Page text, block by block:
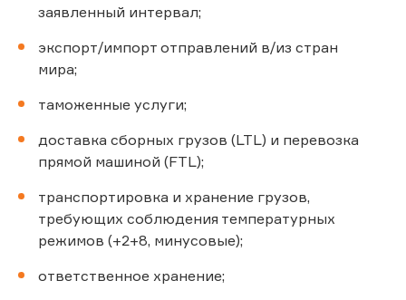
заявленный интервал;
экспорт/импорт отправлений в/из стран
мира;
таможенные услуги;
доставка сборных грузов (LTL) и перевозка
прямой машиной (FTL);
транспортировка и хранение грузов,
требующих соблюдения температурных
режимов (+2+8, минусовые);
ответственное хранение;